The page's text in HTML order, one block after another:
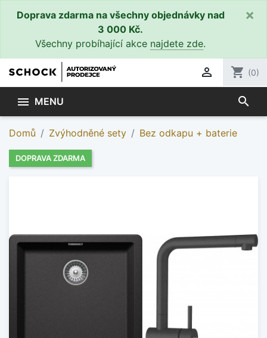
Doprava zdarma na všechny objednávky nad
3 000 Kč.
Všechny probíhající akce najdete zde.
×
 shopping_cart (0)
 MENU search
Domů Zvýhodněné sety Bez odkapu + baterie
DOPRAVA ZDARMA